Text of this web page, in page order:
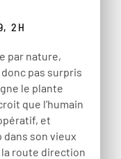
2H
par nature,
donc pas surpris
le plante
que l’humain
et
dans son vieux
la route direction